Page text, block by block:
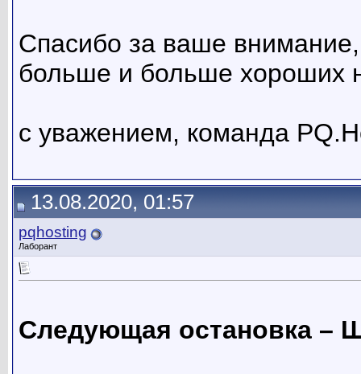
Спасибо за ваше
больше и больше хороших
с уважением, команда
13.08.2020, 01:57
pqhosting
Лаборант
Следующая остановка –